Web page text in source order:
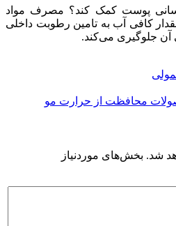
پوست کمک کند؟ مصرف مواد
کافی آب به تامین رطوبت داخلی
جلوگیری می‌کند.
محافظت از حرارت مو
شد. بخش‌های موردنیاز